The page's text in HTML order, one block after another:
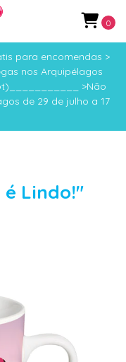
para encomendas >
nos Arquipélagos
>Não
de 29 de julho a 17
0
é Lindo!"